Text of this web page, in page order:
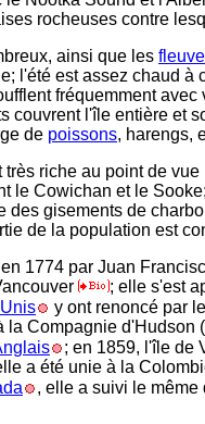
rocheuses contre
ainsi que les
l'été est assez chaud à
fréquemment
couvrent l'île entière et
de poissons, harengs,
très riche au point de
le Cowichan et le
des gisements de
de la population est
1774 par Juan
; elle s'est
y ont renoncé par
la Compagnie d'Hudson
; en 1859, l'île de
a été unie à la
, elle a suivi le même